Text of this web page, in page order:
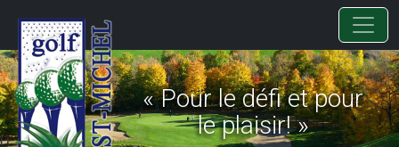
« Pour le défi et pour
le plaisir! »